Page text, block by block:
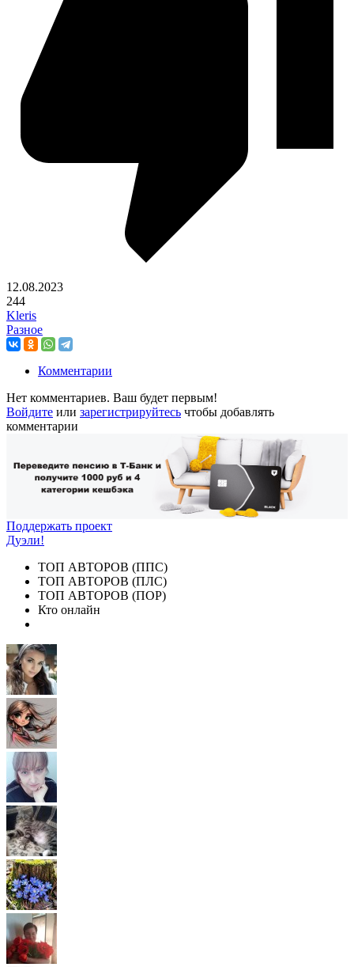
12.08.2023
244
Kleris
Разное
Комментарии
Нет комментариев. Ваш будет первым!
Войдите или зарегистрируйтесь чтобы добавлять
комментарии
Поддержать проект
Дуэли!
ТОП АВТОРОВ (ППС)
ТОП АВТОРОВ (ПЛС)
ТОП АВТОРОВ (ПОР)
Кто онлайн